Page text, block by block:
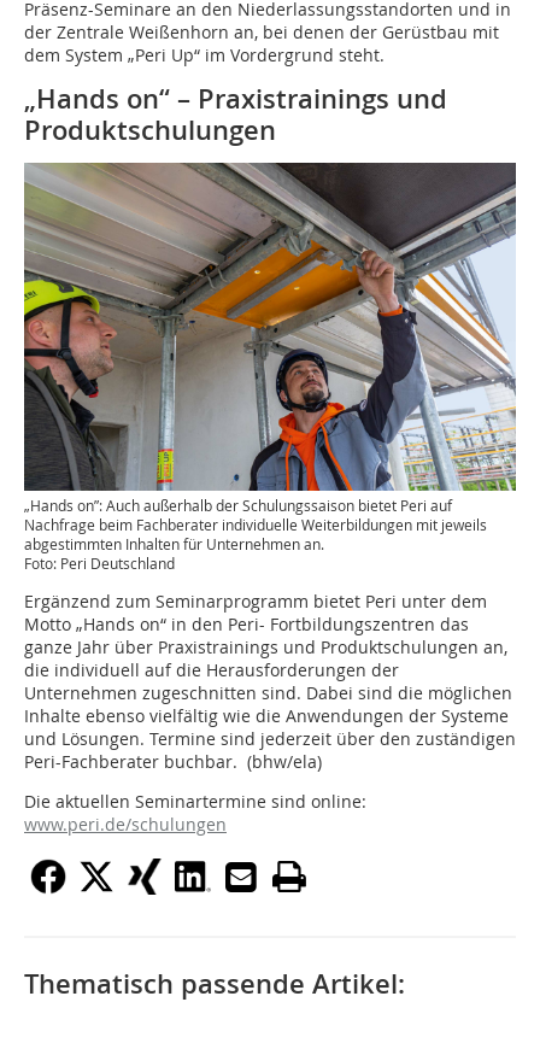
Präsenz-Seminare an den Niederlassungsstandorten und in
der Zentrale Weißenhorn an, bei denen der Gerüstbau mit
dem System „Peri Up“ im Vordergrund steht.
„Hands on“ – Praxistrainings und
Produktschulungen
„Hands on”: Auch außerhalb der Schulungssaison bietet Peri auf
Nachfrage beim Fachberater individuelle Weiterbildungen mit jeweils
abgestimmten Inhalten für Unternehmen an.
Foto: Peri Deutschland
Ergänzend zum Seminarprogramm bietet Peri unter dem
Motto „Hands on“ in den Peri- Fortbildungszentren das
ganze Jahr über Praxistrainings und Produktschulungen an,
die individuell auf die Herausforderungen der
Unternehmen zugeschnitten sind. Dabei sind die möglichen
Inhalte ebenso vielfältig wie die Anwendungen der Systeme
und Lösungen. Termine sind jederzeit über den zuständigen
Peri-Fachberater buchbar. (bhw/ela)
Die aktuellen Seminartermine sind online:
www.peri.de/schulungen
Thematisch passende Artikel: